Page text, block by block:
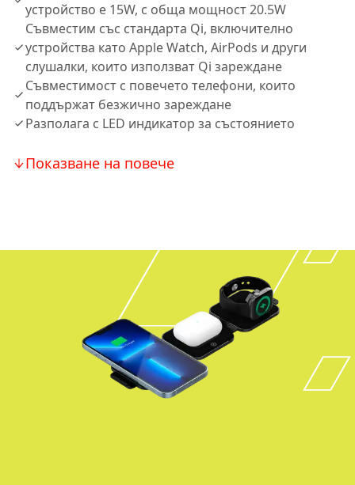
устройство е 15W, с обща мощност 20.5W
Съвместим със стандарта Qi, включително
устройства като Apple Watch, AirPods и други
слушалки, които използват Qi зареждане
Съвместимост с повечето телефони, които
поддържат безжично зареждане
Разполага с LED индикатор за състоянието
Показване на повече